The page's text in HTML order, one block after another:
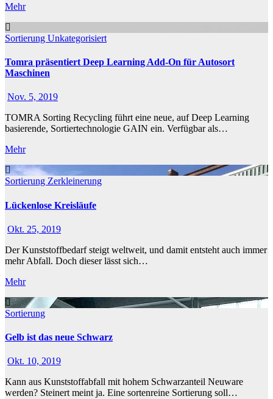
Mehr
Sortierung Unkategorisiert
Tomra präsentiert Deep Learning Add-On für Autosort
Maschinen
Nov. 5, 2019
TOMRA Sorting Recycling führt eine neue, auf Deep Learning
basierende, Sortiertechnologie GAIN ein. Verfügbar als…
Mehr
Sortierung Zerkleinerung
Lückenlose Kreisläufe
Okt. 25, 2019
Der Kunststoffbedarf steigt weltweit, und damit entsteht auch immer
mehr Abfall. Doch dieser lässt sich…
Mehr
Sortierung
Gelb ist das neue Schwarz
Okt. 10, 2019
Kann aus Kunststoffabfall mit hohem Schwarzanteil Neuware
werden? Steinert meint ja. Eine sortenreine Sortierung soll…